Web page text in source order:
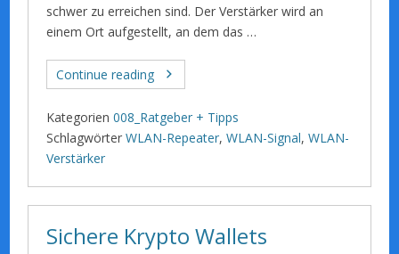
schwer zu erreichen sind. Der Verstärker wird an
einem Ort aufgestellt, an dem das …
Continue reading
Kategorien 008_Ratgeber + Tipps
Schlagwörter WLAN-Repeater,WLAN-Signal,WLAN-
Verstärker
Sichere Krypto Wallets